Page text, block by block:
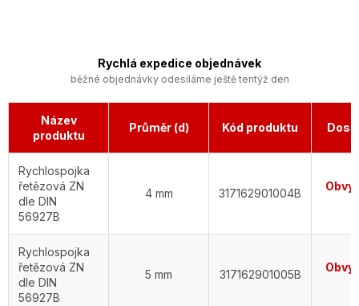
Rychlá expedice objednávek
běžné objednávky odesíláme ještě tentýž den
Název
produktu
Průměr (d) Kód produktu
Rychlospojka
řetězová ZN
dle DIN
56927B
4 mm 317162901004B
Rychlospojka
řetězová ZN
dle DIN
56927B
5 mm 317162901005B